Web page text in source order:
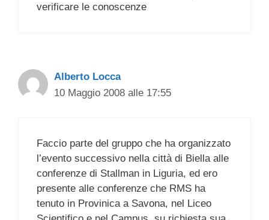
verificare le conoscenze
Alberto Locca
10 Maggio 2008 alle 17:55
Faccio parte del gruppo che ha organizzato
l’evento successivo nella città di Biella alle
conferenze di Stallman in Liguria, ed ero
presente alle conferenze che RMS ha
tenuto in Provinica a Savona, nel Liceo